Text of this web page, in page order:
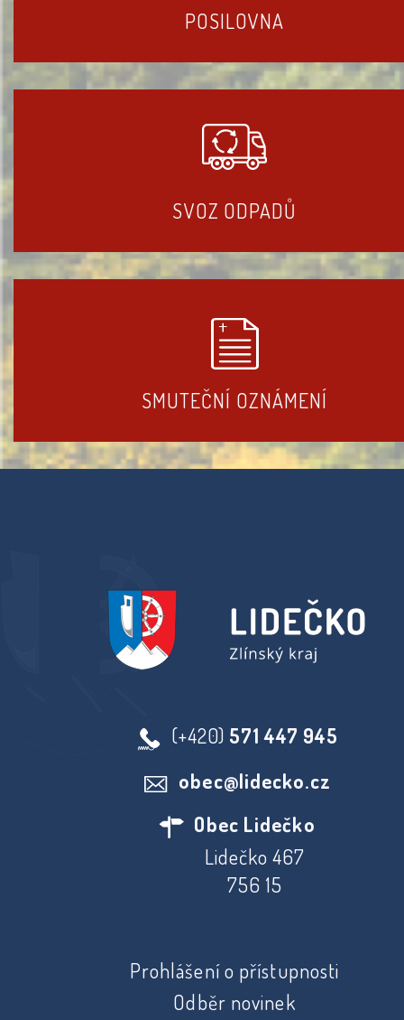
POSILOVNA
SVOZ ODPADŮ
SMUTEČNÍ OZNÁMENÍ
(+420) 571 447 945
obec@lidecko.cz
Obec Lidečko
Lidečko 467
756 15
Prohlášení o přístupnosti
Odběr novinek